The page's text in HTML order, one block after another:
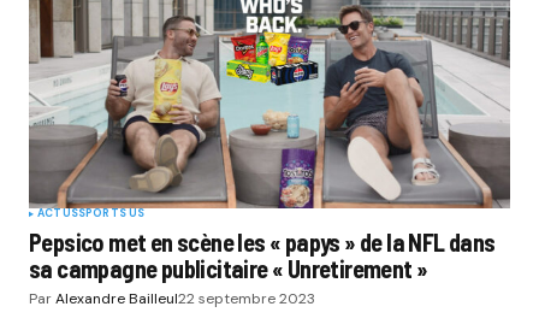
ACTUSSPORTS US
Pepsico met en scène les « papys » de la NFL dans
sa campagne publicitaire « Unretirement »
ParAlexandre Bailleul22 septembre 2023